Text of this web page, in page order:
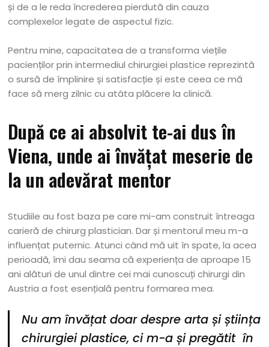
și de a le reda încrederea pierdută din cauza
complexelor legate de aspectul fizic.
Pentru mine, capacitatea de a transforma viețile
pacienților prin intermediul chirurgiei plastice reprezintă
o sursă de împlinire și satisfacție și este ceea ce mă
face să merg zilnic cu atâta plăcere la clinică.
După ce ai absolvit te-ai dus în
Viena, unde ai învățat meserie de
la un adevărat mentor
Studiile au fost baza pe care mi-am construit întreaga
carieră de chirurg plastician. Dar și mentorul meu m-a
influențat puternic. Atunci când mă uit în spate, la acea
perioadă, îmi dau seama că experiența de aproape 15
ani alături de unul dintre cei mai cunoscuți chirurgi din
Austria a fost esențială pentru formarea mea.
Nu am învățat doar despre arta și știința
chirurgiei plastice, ci m-a și pregătit în